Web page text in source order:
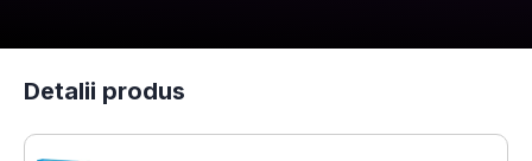
Detalii produs